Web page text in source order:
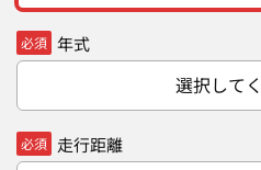
必須 年式
選択して
必須 走行距離